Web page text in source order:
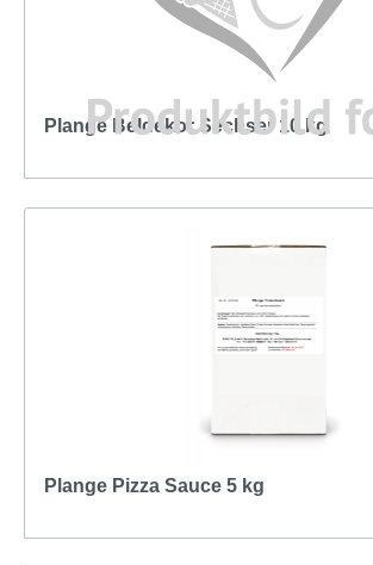
Plange Beldekor Sechser 10 kg
Plange Pizza Sauce 5 kg